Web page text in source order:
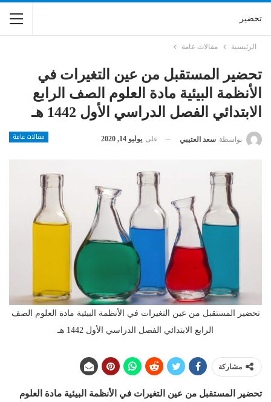
تحضير
الرئيسية مقالات عامة
تحضير المستقبل من عين التغيرات في
الأنظمة البيئية مادة العلوم الصف الرابع
الابتدائي الفصل الدراسي الأول 1442 هـ
مقالات عامة بواسطة سعد العتيبي على يوليو 14, 2020
تحضير المستقبل من عين التغيرات في الأنظمة البيئية مادة العلوم الصف
الرابع الابتدائي الفصل الدراسي الأول 1442 هـ
مشاركة
تحضير المستقبل من عين التغيرات في الأنظمة البيئية مادة العلوم